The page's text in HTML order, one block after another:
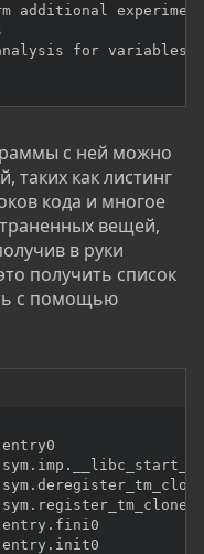
additional
for variables
с ней можно
таких как листинг
кода и многое
вещей,
в руки
получить список
с помощью
entry.init0